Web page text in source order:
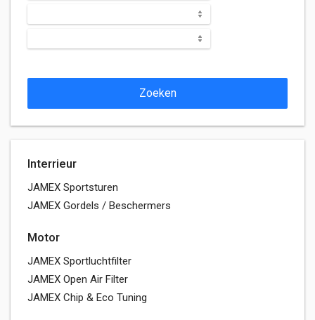
Zoeken
Interrieur
JAMEX Sportsturen
JAMEX Gordels / Beschermers
Motor
JAMEX Sportluchtfilter
JAMEX Open Air Filter
JAMEX Chip & Eco Tuning